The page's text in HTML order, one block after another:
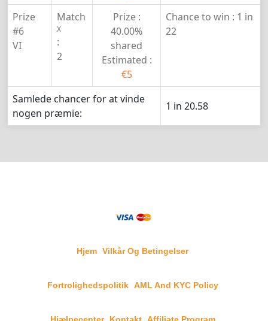
Prize
#6
VI
Match
X
:
2
Prize :
40.00%
shared
Estimated :
€5
Chance to win : 1 in
22
Samlede chancer for at vinde
nogen præmie:
1 in 20.58
Hjem Vilkår Og Betingelser
Fortrolighedspolitik AML And KYC Policy